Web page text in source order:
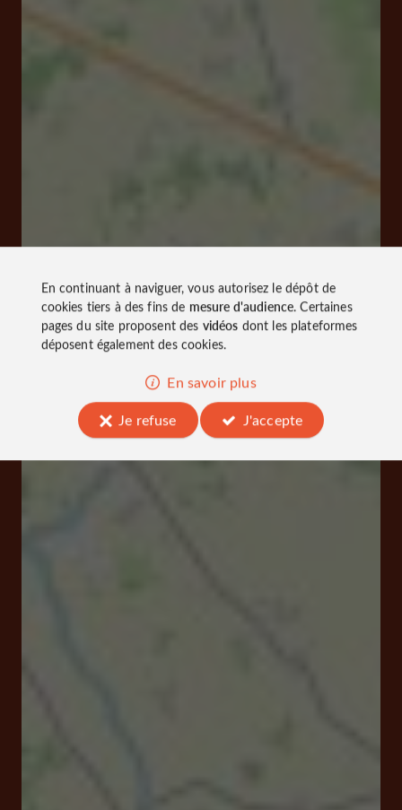
En continuant à naviguer, vous autorisez le dépôt de
cookies tiers à des fins de mesure d'audience. Certaines
pages du site proposent des vidéos dont les plateformes
déposent également des cookies.
En savoir plus
Je refuse
J'accepte